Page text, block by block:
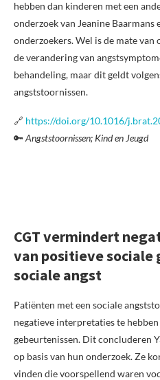
hebben dan kinderen met een
onderzoek van Jeanine Baarmans
onderzoekers. Wel is de mate
de verandering van
behandeling, maar dit geldt
angststoornissen.
🔗 https://doi.org/10.1016/
🔑Angststoornissen; Kind en Jeugd
CGT vermindert
van positieve sociale
sociale angst
Patiënten met een sociale
negatieve interpretaties te
gebeurtenissen. Dit concluderen
op basis van hun onderzoek. Ze
vinden die voorspellend waren